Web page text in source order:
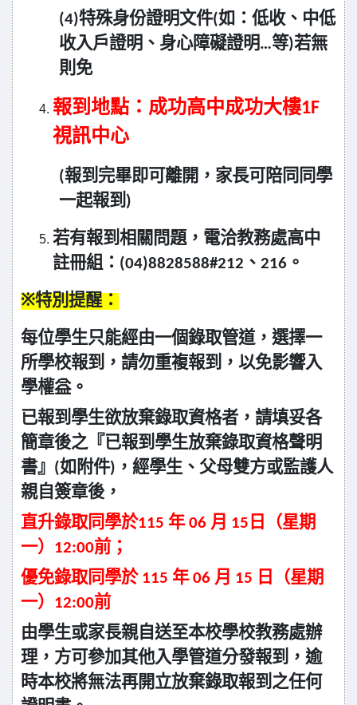
(4)特殊身份證明文件(如：低收、中低
收入戶證明、身心障礙證明…等)若無
則免
報到地點：成功高中成功大樓1F
視訊中心
(報到完畢即可離開，家長可陪同同學
一起報到)
若有報到相關問題，電洽教務處高中
註冊組：(04)8828588#212、216。
※特別提醒：
每位學生只能經由一個錄取管道，選擇一
所學校報到，請勿重複報到，以免影響入
學權益。
已報到學生欲放棄錄取資格者，請填妥各
簡章後之『已報到學生放棄錄取資格聲明
書』(如附件)，經學生、父母雙方或監護人
親自簽章後，
直升錄取同學於115 年 06 月 15日（星期
一）12:00前；
優免錄取同學於 115 年 06 月 15 日（星期
一）12:00前
由學生或家長親自送至本校學校教務處辦
理，方可參加其他入學管道分發報到，逾
時本校將無法再開立放棄錄取報到之任何